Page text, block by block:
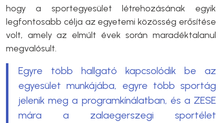
hogy a sportegyesület létrehozásának egyik
legfontosabb célja az egyetemi közösség erősítése
volt, amely az elmúlt évek során maradéktalanul
megvalósult.
Egyre több hallgató kapcsolódik be az
egyesület munkájába, egyre több sportág
jelenik meg a programkínálatban, és a ZESE
mára a zalaegerszegi sportélet